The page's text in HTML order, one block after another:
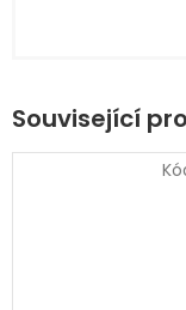
Související